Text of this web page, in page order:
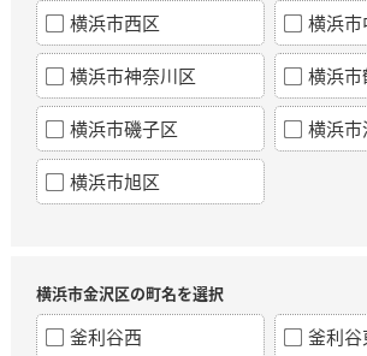
横浜市西区 横浜市
横浜市神奈川区 横浜市
横浜市磯子区 横浜市
横浜市旭区
横浜市金沢区の町名を選択
釜利谷西 釜利谷